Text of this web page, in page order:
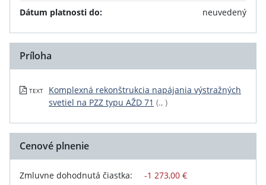
Dátum platnosti do:
neuvedený
Príloha
TEXT
Komplexná rekonštrukcia napájania výstražných
svetiel na PZZ typu AŽD 71 (., )
Cenové plnenie
Zmluvne dohodnutá čiastka: -1 273,00 €